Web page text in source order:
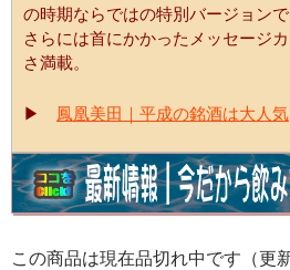
の時期ならではの特別バージョン
さらには首にかかったメッセージ
さ満載。
▶ 鳳凰美田｜平成の銘酒は大人気
この商品は現在品切れ中です（更